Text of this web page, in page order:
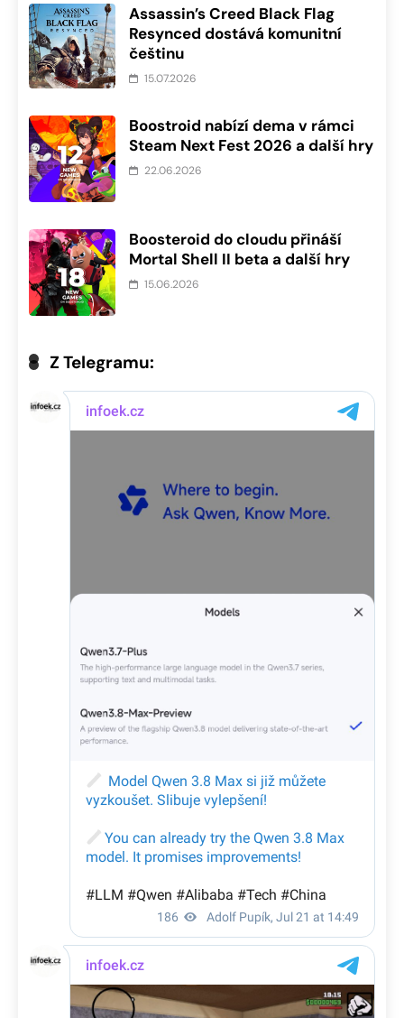
Assassin’s Creed Black Flag
Resynced dostává komunitní
češtinu
15.07.2026
Boostroid nabízí dema v rámci
Steam Next Fest 2026 a další hry
22.06.2026
Boosteroid do cloudu přináší
Mortal Shell II beta a další hry
15.06.2026
Z Telegramu: